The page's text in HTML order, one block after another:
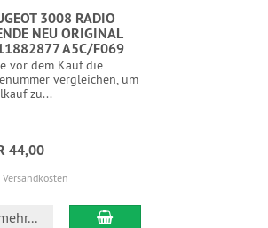
3008 RADIO
NEU ORIGINAL
A5C/F069
vor dem Kauf die
vergleichen, um
zu...
44,00
Versandkosten